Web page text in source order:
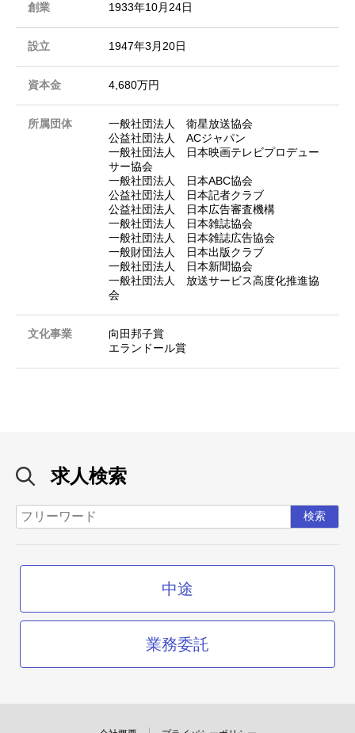
創業 1933年10月24日
設立 1947年3月20日
資本金 4,680万円
所属団体
一般社団法人 衛星放送協会
公益社団法人 ACジャパン
一般社団法人 日本映画テレビプロデュー
サー協会
一般社団法人 日本ABC協会
公益社団法人 日本記者クラブ
公益社団法人 日本広告審査機構
一般社団法人 日本雑誌協会
一般社団法人 日本雑誌広告協会
一般財団法人 日本出版クラブ
一般社団法人 日本新聞協会
一般社団法人 放送サービス高度化推進協
会
文化事業
向田邦子賞
エランドール賞
求人検索
中途
業務委託